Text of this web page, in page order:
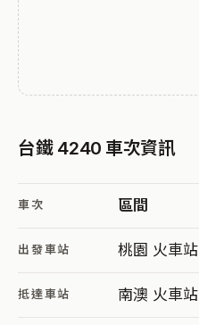
台鐵 4240 車次資訊
車次 區間
出發車站 桃園 火車站
抵達車站 南澳 火車站